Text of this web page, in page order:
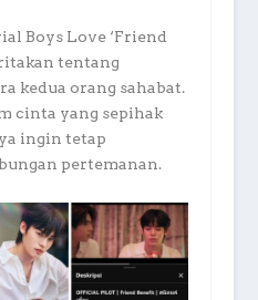
Boys Love ‘Friend
tentang
kedua orang sahabat.
cinta yang sepihak
ingin tetap
pertemanan.